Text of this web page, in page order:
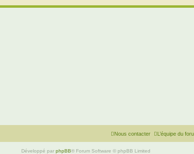
L’équipe du
Nous contacter
Développé par phpBB® Forum Software © phpBB Limited